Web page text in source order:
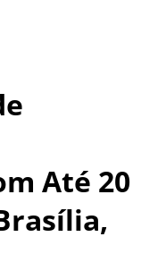
Até 20